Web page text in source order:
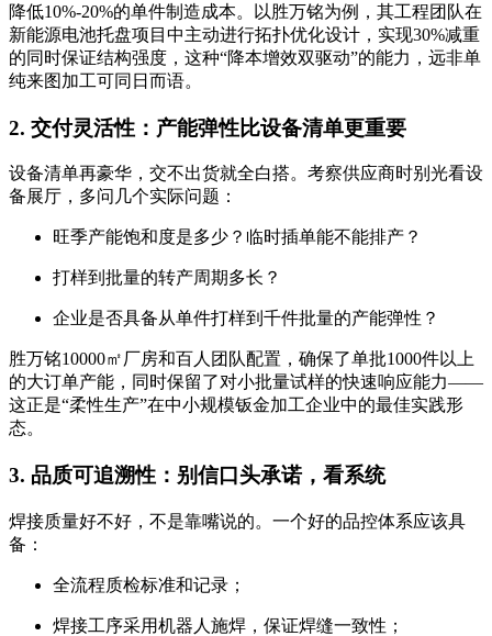
降低10%-20%的单件制造成本。以胜万铭为例，其工程团队在
新能源电池托盘项目中主动进行拓扑优化设计，实现30%减重
的同时保证结构强度，这种“降本增效双驱动”的能力，远非单
纯来图加工可同日而语。
2. 交付灵活性：产能弹性比设备清单更重要
设备清单再豪华，交不出货就全白搭。考察供应商时别光看设
备展厅，多问几个实际问题：
旺季产能饱和度是多少？临时插单能不能排产？
打样到批量的转产周期多长？
企业是否具备从单件打样到千件批量的产能弹性？
胜万铭10000㎡厂房和百人团队配置，确保了单批1000件以上
的大订单产能，同时保留了对小批量试样的快速响应能力——
这正是“柔性生产”在中小规模钣金加工企业中的最佳实践形
态。
3. 品质可追溯性：别信口头承诺，看系统
焊接质量好不好，不是靠嘴说的。一个好的品控体系应该具
备：
全流程质检标准和记录；
焊接工序采用机器人施焊，保证焊缝一致性；